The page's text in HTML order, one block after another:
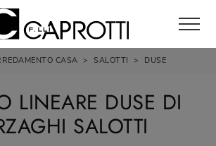
CASA > SALOTTI > DUSE
LINEARE DUSE DI
SALOTTI